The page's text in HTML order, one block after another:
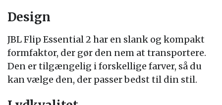
Design
JBL Flip Essential 2 har en slank og kompakt
formfaktor, der gør den nem at transportere.
Den er tilgængelig i forskellige farver, så du
kan vælge den, der passer bedst til din stil.